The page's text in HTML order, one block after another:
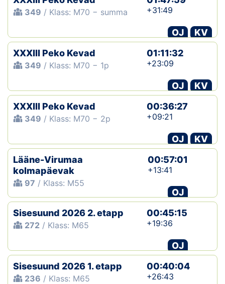
349 / Klass: M70 − summa +31:49
OJ
KV
XXXIII Peko Kevad
349 / Klass: M70 − 1p
01:11:32
+23:09
OJ
KV
XXXIII Peko Kevad
349 / Klass: M70 − 2p
00:36:27
+09:21
OJ
KV
Lääne-Virumaa
kolmapäevak
97 / Klass: M55
00:57:01
+13:41
OJ
Sisesuund 2026 2. etapp
272 / Klass: M65
00:45:15
+19:36
OJ
Sisesuund 2026 1. etapp
236 / Klass: M65
00:40:04
+26:43